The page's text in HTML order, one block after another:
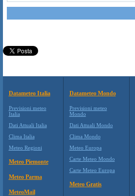
Datameteo Italia
Previsioni meteo
Italia
Dati Attuali Italia
Clima Italia
Meteo Regioni
Meteo Piemonte
Meteo Parma
MeteoMail
Datameteo Mondo
Previsioni meteo
Mondo
Dati Attuali Mondo
Clima Mondo
Meteo Europa
Carte Meteo Mondo
Carte Meteo Europa
Meteo Gratis